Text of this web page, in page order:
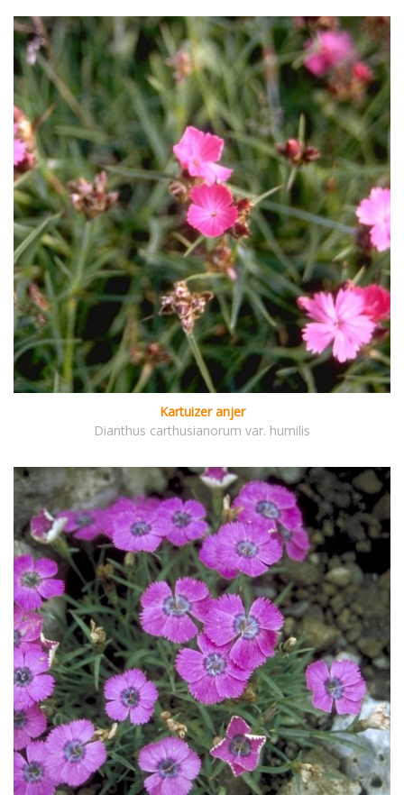
Kartuizer anjer
Dianthus carthusianorum var. humilis